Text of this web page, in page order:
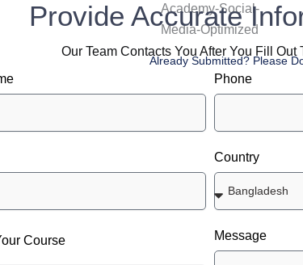
Provide Accurate
Our Team Contacts You After You Fill Out
Already Submitted? Please
Phone
Country
Course Message